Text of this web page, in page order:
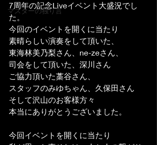
マスターの独り言
7周年の記念Liveイベント大盛況でし
た。
今回のイベントを開くに当たり
素晴らしい演奏をして頂いた、
東海林美乃梨さん、ne-zeさん、
司会をして頂いた、深川さん
ご協力頂いた藁谷さん、
スタッフのみゆちゃん、久保田さん
そして沢山のお客様方々
本当にありがとうございました。
今回イベントを開くに当たり